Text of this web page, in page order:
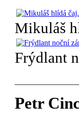
Mikuláš
Frýdlant
Petr